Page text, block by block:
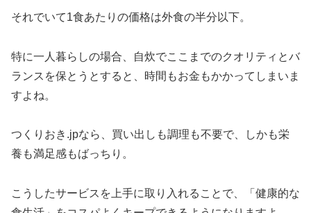
それでいて1食あたりの価格は外食の半分以下。
特に一人暮らしの場合、自炊でここまでのクオリティとバ
ランスを保とうとすると、時間もお金もかかってしまいま
すよね。
つくりおき.jpなら、買い出しも調理も不要で、しかも栄
養も満足感もばっちり。
こうしたサービスを上手に取り入れることで、「健康的な